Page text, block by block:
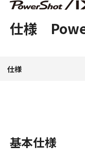
仕様
仕様
基本仕様